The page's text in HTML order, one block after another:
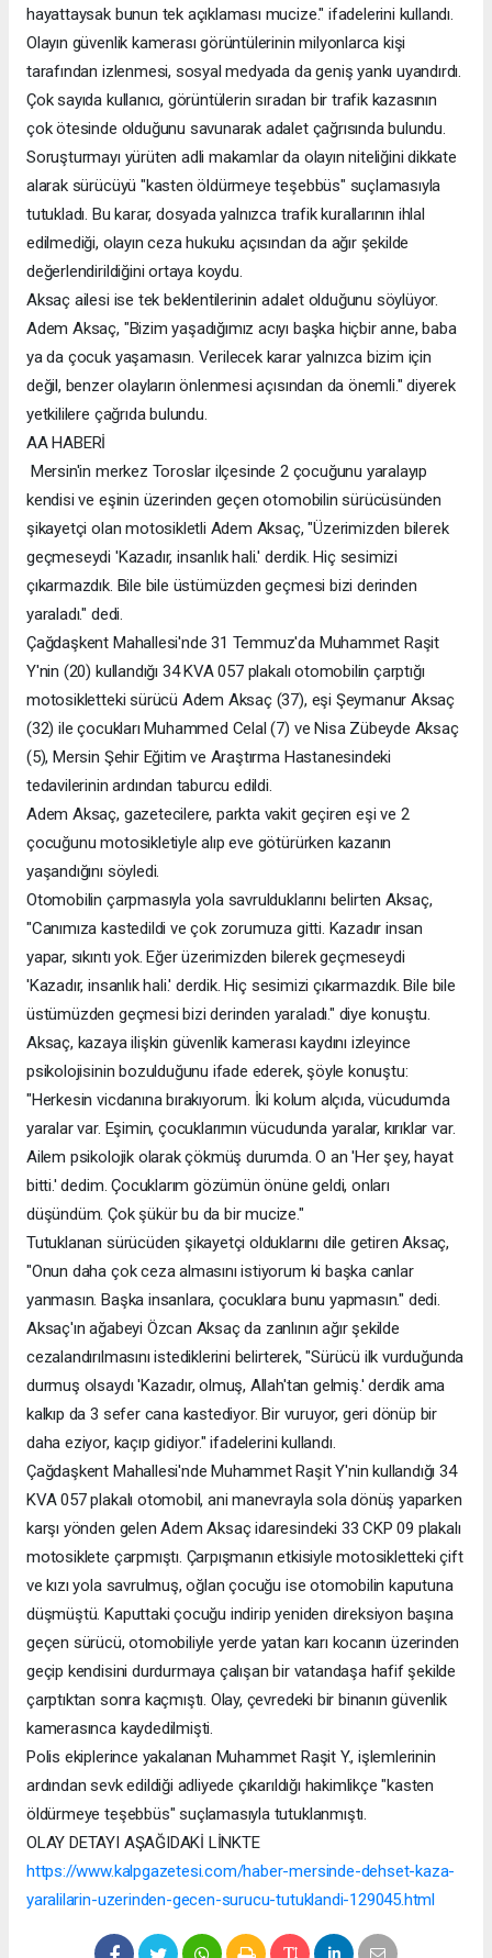
hayattaysak bunun tek açıklaması mucize." ifadelerini kullandı.
Olayın güvenlik kamerası görüntülerinin milyonlarca kişi
tarafından izlenmesi, sosyal medyada da geniş yankı uyandırdı.
Çok sayıda kullanıcı, görüntülerin sıradan bir trafik kazasının
çok ötesinde olduğunu savunarak adalet çağrısında bulundu.
Soruşturmayı yürüten adli makamlar da olayın niteliğini dikkate
alarak sürücüyü "kasten öldürmeye teşebbüs" suçlamasıyla
tutukladı. Bu karar, dosyada yalnızca trafik kurallarının ihlal
edilmediği, olayın ceza hukuku açısından da ağır şekilde
değerlendirildiğini ortaya koydu.
Aksaç ailesi ise tek beklentilerinin adalet olduğunu söylüyor.
Adem Aksaç, "Bizim yaşadığımız acıyı başka hiçbir anne, baba
ya da çocuk yaşamasın. Verilecek karar yalnızca bizim için
değil, benzer olayların önlenmesi açısından da önemli." diyerek
yetkililere çağrıda bulundu.
AA HABERİ
Mersin'in merkez Toroslar ilçesinde 2 çocuğunu yaralayıp
kendisi ve eşinin üzerinden geçen otomobilin sürücüsünden
şikayetçi olan motosikletli Adem Aksaç, "Üzerimizden bilerek
geçmeseydi 'Kazadır, insanlık hali.' derdik. Hiç sesimizi
çıkarmazdık. Bile bile üstümüzden geçmesi bizi derinden
yaraladı." dedi.
Çağdaşkent Mahallesi'nde 31 Temmuz'da Muhammet Raşit
Y'nin (20) kullandığı 34 KVA 057 plakalı otomobilin çarptığı
motosikletteki sürücü Adem Aksaç (37), eşi Şeymanur Aksaç
(32) ile çocukları Muhammed Celal (7) ve Nisa Zübeyde Aksaç
(5), Mersin Şehir Eğitim ve Araştırma Hastanesindeki
tedavilerinin ardından taburcu edildi.
Adem Aksaç, gazetecilere, parkta vakit geçiren eşi ve 2
çocuğunu motosikletiyle alıp eve götürürken kazanın
yaşandığını söyledi.
Otomobilin çarpmasıyla yola savrulduklarını belirten Aksaç,
"Canımıza kastedildi ve çok zorumuza gitti. Kazadır insan
yapar, sıkıntı yok. Eğer üzerimizden bilerek geçmeseydi
'Kazadır, insanlık hali.' derdik. Hiç sesimizi çıkarmazdık. Bile bile
üstümüzden geçmesi bizi derinden yaraladı." diye konuştu.
Aksaç, kazaya ilişkin güvenlik kamerası kaydını izleyince
psikolojisinin bozulduğunu ifade ederek, şöyle konuştu:
"Herkesin vicdanına bırakıyorum. İki kolum alçıda, vücudumda
yaralar var. Eşimin, çocuklarımın vücudunda yaralar, kırıklar var.
Ailem psikolojik olarak çökmüş durumda. O an 'Her şey, hayat
bitti.' dedim. Çocuklarım gözümün önüne geldi, onları
düşündüm. Çok şükür bu da bir mucize."
Tutuklanan sürücüden şikayetçi olduklarını dile getiren Aksaç,
"Onun daha çok ceza almasını istiyorum ki başka canlar
yanmasın. Başka insanlara, çocuklara bunu yapmasın." dedi.
Aksaç'ın ağabeyi Özcan Aksaç da zanlının ağır şekilde
cezalandırılmasını istediklerini belirterek, "Sürücü ilk vurduğunda
durmuş olsaydı 'Kazadır, olmuş, Allah'tan gelmiş.' derdik ama
kalkıp da 3 sefer cana kastediyor. Bir vuruyor, geri dönüp bir
daha eziyor, kaçıp gidiyor." ifadelerini kullandı.
Çağdaşkent Mahallesi'nde Muhammet Raşit Y'nin kullandığı 34
KVA 057 plakalı otomobil, ani manevrayla sola dönüş yaparken
karşı yönden gelen Adem Aksaç idaresindeki 33 CKP 09 plakalı
motosiklete çarpmıştı. Çarpışmanın etkisiyle motosikletteki çift
ve kızı yola savrulmuş, oğlan çocuğu ise otomobilin kaputuna
düşmüştü. Kaputtaki çocuğu indirip yeniden direksiyon başına
geçen sürücü, otomobiliyle yerde yatan karı kocanın üzerinden
geçip kendisini durdurmaya çalışan bir vatandaşa hafif şekilde
çarptıktan sonra kaçmıştı. Olay, çevredeki bir binanın güvenlik
kamerasınca kaydedilmişti.
Polis ekiplerince yakalanan Muhammet Raşit Y., işlemlerinin
ardından sevk edildiği adliyede çıkarıldığı hakimlikçe "kasten
öldürmeye teşebbüs" suçlamasıyla tutuklanmıştı.
OLAY DETAYI AŞAĞIDAKİ LİNKTE
https://www.kalpgazetesi.com/haber-mersinde-dehset-kaza-
yaralilarin-uzerinden-gecen-surucu-tutuklandi-129045.html